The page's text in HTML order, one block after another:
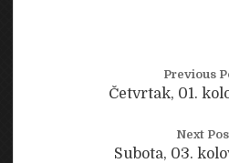
Previous
Četvrtak, 01.
Next
Subota, 03.